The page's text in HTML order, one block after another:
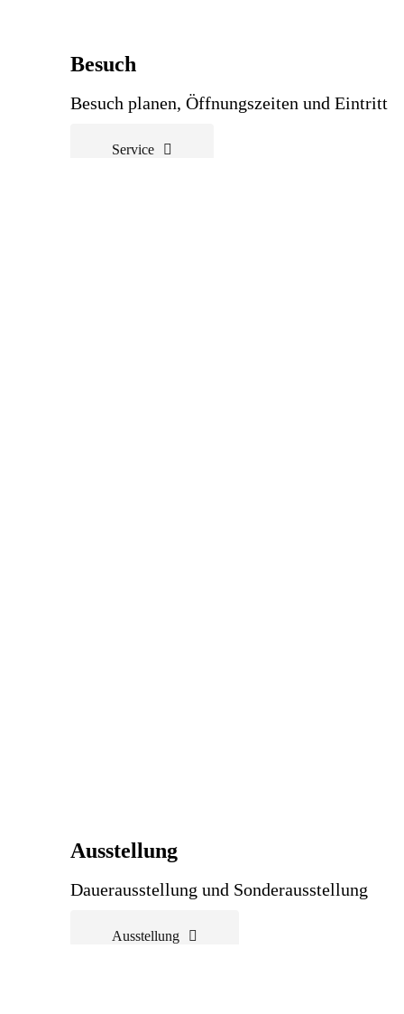
Besuch
Besuch planen, Öffnungszeiten und Eintritt
Service
Ausstellung
Dauerausstellung und Sonderausstellung
Ausstellung